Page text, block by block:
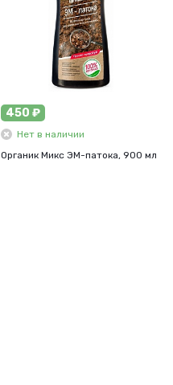
450 ₽
Нет в наличии
Органик Микс ЭМ-патока, 900 мл